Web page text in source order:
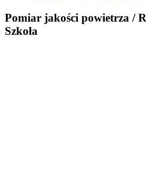
Pomiar jakości powietrza /
Szkoła